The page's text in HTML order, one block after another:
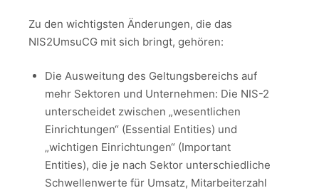
Zu den wichtigsten Änderungen, die das
NIS2UmsuCG mit sich bringt, gehören:
Die Ausweitung des Geltungsbereichs auf
mehr Sektoren und Unternehmen: Die NIS-2
unterscheidet zwischen „wesentlichen
Einrichtungen“ (Essential Entities) und
„wichtigen Einrichtungen“ (Important
Entities), die je nach Sektor unterschiedliche
Schwellenwerte für Umsatz, Mitarbeiterzahl